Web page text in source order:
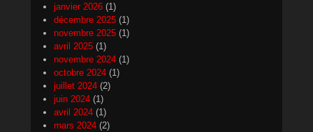
janvier 2026 (1)
décembre 2025 (1)
novembre 2025 (1)
avril 2025 (1)
novembre 2024 (1)
octobre 2024 (1)
juillet 2024 (2)
juin 2024 (1)
avril 2024 (1)
mars 2024 (2)